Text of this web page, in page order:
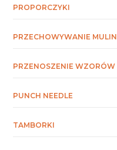
PROPORCZYKI
PRZECHOWYWANIE MULIN
PRZENOSZENIE WZORÓW
PUNCH NEEDLE
TAMBORKI